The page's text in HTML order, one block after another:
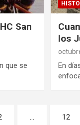
San
que se
los
En
… 12